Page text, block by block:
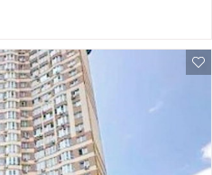
ремонт из качественных
каркасный, имеет свою
фитнес-студию, кафе. Рядом
ТРЦ Космополит, ТРЦ
скоростной трамвай
по договоренности.
0989748035